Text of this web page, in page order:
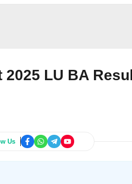
2025 LU BA
Us